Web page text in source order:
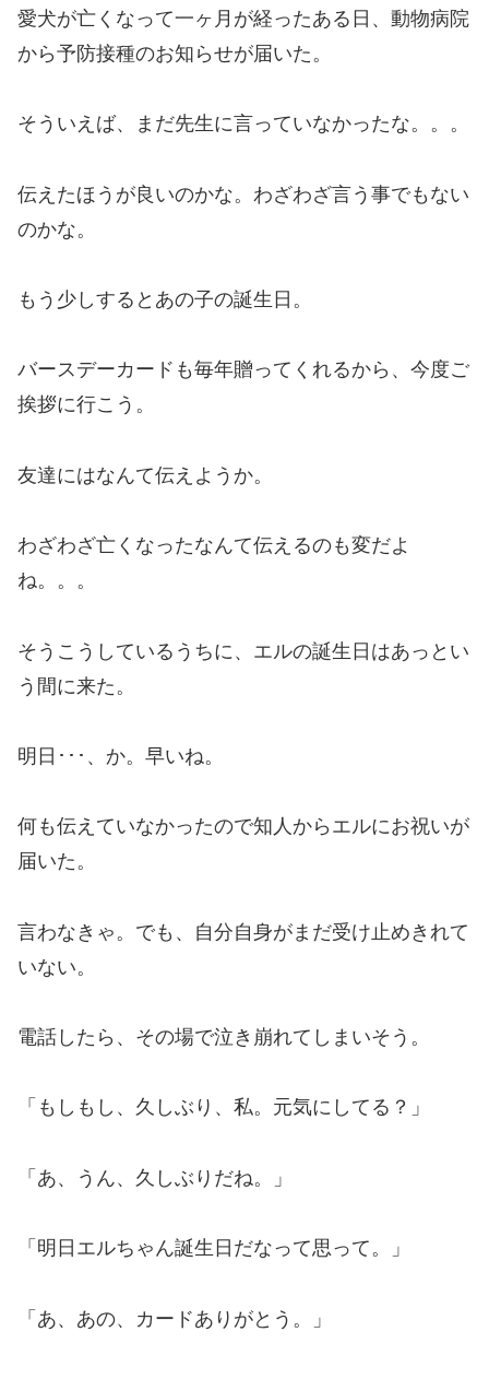
愛犬が亡くなって一ヶ月が経ったある日、動物病院
から予防接種のお知らせが届いた。
そういえば、まだ先生に言っていなかったな。。。
伝えたほうが良いのかな。わざわざ言う事でもない
のかな。
もう少しするとあの子の誕生日。
バースデーカードも毎年贈ってくれるから、今度ご
挨拶に行こう。
友達にはなんて伝えようか。
わざわざ亡くなったなんて伝えるのも変だよ
ね。。。
そうこうしているうちに、エルの誕生日はあっとい
う間に来た。
明日･･･、か。早いね。
何も伝えていなかったので知人からエルにお祝いが
届いた。
言わなきゃ。でも、自分自身がまだ受け止めきれて
いない。
電話したら、その場で泣き崩れてしまいそう。
「もしもし、久しぶり、私。元気にしてる？」
「あ、うん、久しぶりだね。」
「明日エルちゃん誕生日だなって思って。」
「あ、あの、カードありがとう。」